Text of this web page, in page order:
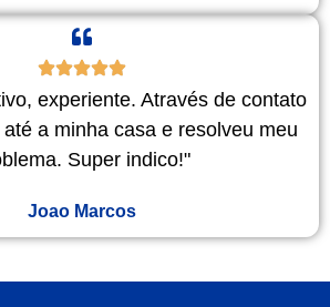
experiente. Através de contato
a minha casa e resolveu meu
Super indico!"
Joao Marcos